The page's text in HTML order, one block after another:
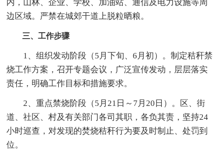
内，山林、企业、学校、加油站、通信及电力设施等周
边区域。严禁在城郊干道上脱粒晒粮。
三、工作步骤
1、组织发动阶段（5月下旬、6月初）。制定秸秆禁
烧工作方案，召开专题会议，广泛宣传发动，层层落实
责任，明确工作目标和措施要求。
2、重点禁烧阶段（5月21日～7月20日）。区、街
道、社区、村及有关部门各司其职，各负其责，坚持24
小时巡查，对发现的焚烧秸秆行为要及时制止、处罚到
位。